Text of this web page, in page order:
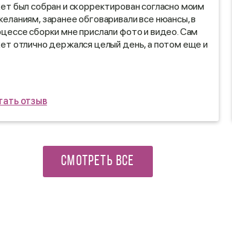
был собран и скорректирован согласно моим
заранее обговаривали все нюансы, в
сборки мне прислали фото и видео. Сам
отлично держался целый день, а потом еще и
отзыв
СМОТРЕТЬ ВСЕ